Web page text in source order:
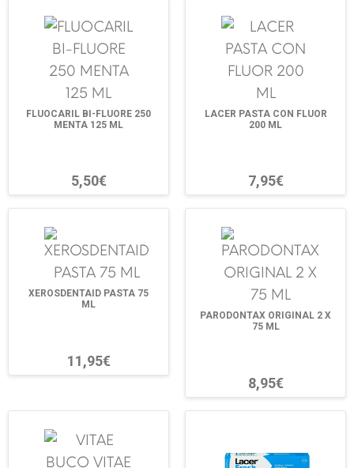
FLUOCARIL BI-FLUORE 250
MENTA 125 ML
5,50€
LACER PASTA CON FLUOR
200 ML
7,95€
XEROSDENTAID PASTA 75
ML
11,95€
PARODONTAX ORIGINAL 2 X
75 ML
8,95€